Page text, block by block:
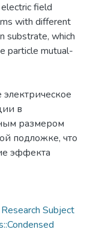
field
with different
substrate, which
particle mutual-
в
размером
подложке, что
эффекта
Research Subject